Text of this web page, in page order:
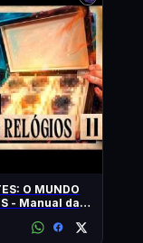
O MUNDO
- Manual da